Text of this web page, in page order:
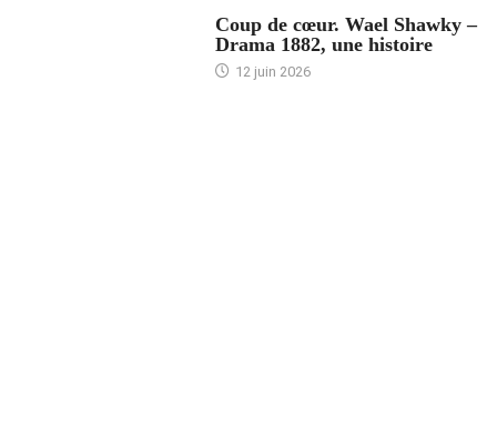
Coup de cœur. Wael Shawky –
Drama 1882, une histoire
12 juin 2026